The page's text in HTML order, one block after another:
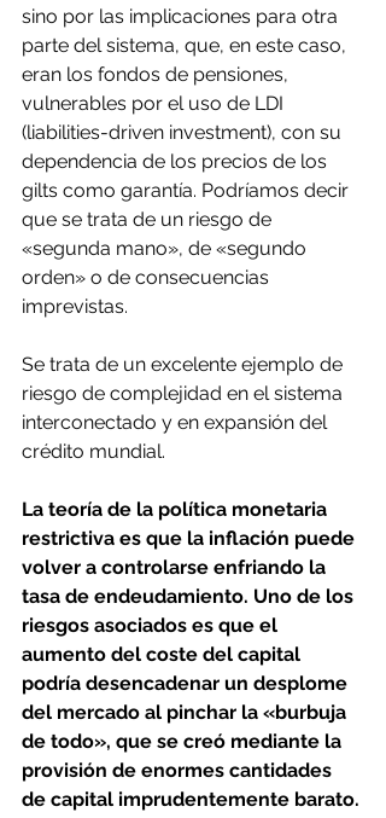
sino por las implicaciones para otra
parte del sistema, que, en este caso,
eran los fondos de pensiones,
vulnerables por el uso de LDI
(liabilities-driven investment), con su
dependencia de los precios de los
gilts como garantía. Podríamos decir
que se trata de un riesgo de
«segunda mano», de «segundo
orden» o de consecuencias
imprevistas.
Se trata de un excelente ejemplo de
riesgo de complejidad en el sistema
interconectado y en expansión del
crédito mundial.
La teoría de la política monetaria
restrictiva es que la inflación puede
volver a controlarse enfriando la
tasa de endeudamiento. Uno de los
riesgos asociados es que el
aumento del coste del capital
podría desencadenar un desplome
del mercado al pinchar la «burbuja
de todo», que se creó mediante la
provisión de enormes cantidades
de capital imprudentemente barato.